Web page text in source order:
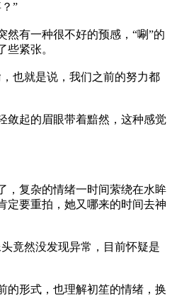
”
一种很不好的预感，“唰”的
些紧张。
是说，我们之前的努力都
的眉眼带着黯然，这种感觉
杂的情绪一时间萦绕在水眸
定要重拍，她又哪来的时间去神
没发现异常，目前怀疑是
式，也理解初笙的情绪，换